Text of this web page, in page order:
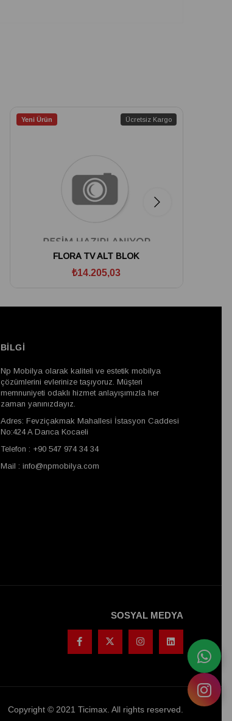
Yeni Ürün Ücretsiz Kargo
FLORA TV ALT BLOK
₺14.205,03
BİLGİ
Np Mobilya olarak kaliteli ve estetik mobilya
çözümlerini evlerinize taşıyoruz. Müşteri
memnuniyeti odaklı hizmet anlayışımızla her
zaman yanınızdayız.
Adres: Fevziçakmak Mahallesi İstasyon Caddesi
No:424 A Darıca Kocaeli
Telefon : +90 547 974 34 34
Mail : info@npmobilya.com
SOSYAL MEDYA
Copyright © 2021 Ticimax. All rights reserved.